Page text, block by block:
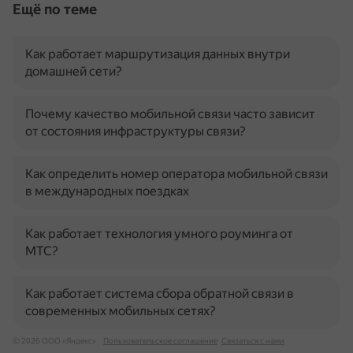
Ещё по теме
Как работает маршрутизация данных внутри
домашней сети?
Почему качество мобильной связи часто зависит
от состояния инфраструктуры связи?
Как определить номер оператора мобильной связи
в международных поездках
Как работает технология умного роуминга от
МТС?
Как работает система сбора обратной связи в
современных мобильных сетях?
© 2026 ООО «Яндекс» Пользовательское соглашение Связаться с нами